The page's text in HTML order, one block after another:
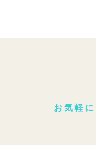
お気軽に